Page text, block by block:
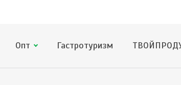
Опт Гастротуризм